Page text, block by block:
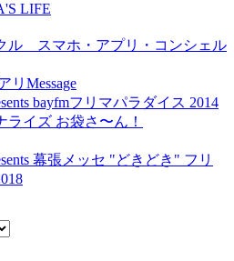
LIFE
ル スマホ・アプリ・コンシェル
リMessage
bayfmフリマパラダイス 2014
ライズ お袋さ〜ん！
幕張メッセ "どきどき" フリ